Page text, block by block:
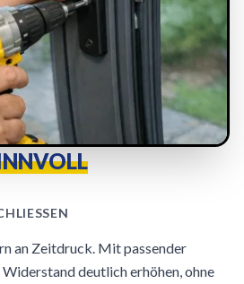
an Zeitdruck. Mit passender
deutlich erhöhen, ohne